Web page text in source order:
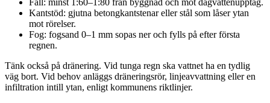
Fall: minst 1:60–1:80 från byggnad och mot dagvattenupptag.
Kantstöd: gjutna betongkantstenar eller stål som låser ytan
mot rörelser.
Fog: fogsand 0–1 mm sopas ner och fylls på efter första
regnen.
Tänk också på dränering. Vid tunga regn ska vattnet ha en tydlig
väg bort. Vid behov anläggs dräneringsrör, linjeavvattning eller en
infiltration intill ytan, enligt kommunens riktlinjer.